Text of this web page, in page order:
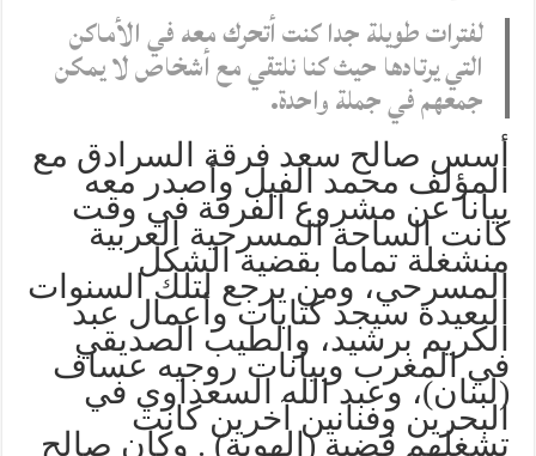
لفترات طويلة جدا كنت أتحرك معه في الأماكن
التي يرتادها حيث كنا نلتقي مع أشخاص لا يمكن
جمعهم في جملة واحدة.
أسس صالح سعد فرقة السرادق مع
المؤلف محمد الفيل وأصدر معه
بيانا عن مشروع الفرقة في وقت
كانت الساحة المسرحية العربية
منشغلة تماما بقضية الشكل
المسرحي، ومن يرجع لتلك السنوات
البعيدة سيجد كتابات وأعمال عبد
الكريم برشيد، والطيب الصديقي
في المغرب وبيانات روجيه عساف
(لبنان)، وعبد الله السعداوي في
البحرين وفنانين آخرين كانت
تشغلهم قضية (الهوية) . وكان صالح